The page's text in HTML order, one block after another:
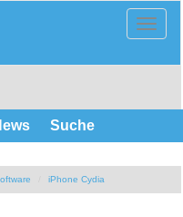
Suche
iPhone Cydia